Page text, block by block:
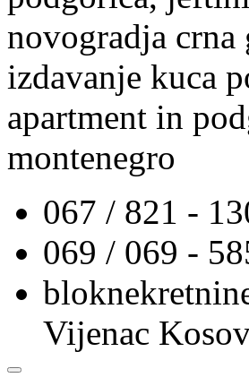
novogradja crna
izdavanje kuca
apartment in
montenegro
067 / 821 -
069 / 069 -
Vijenac